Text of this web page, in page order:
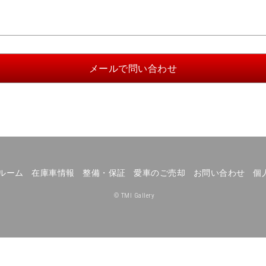
ーム 在庫車情報 整備・保証 愛車のご売却 お問い合わせ 個
© TMI Gallery